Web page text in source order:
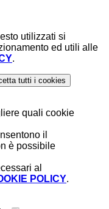
utilizzati si
ed utili alle
.
tutti i cookies
quali cookie
il
è possibile
al
POLICY.